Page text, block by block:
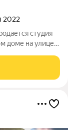
2022
студия
доме на улице
доступность: в